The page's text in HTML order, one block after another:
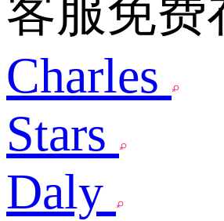
客服免费
Charles
Stars
Daly